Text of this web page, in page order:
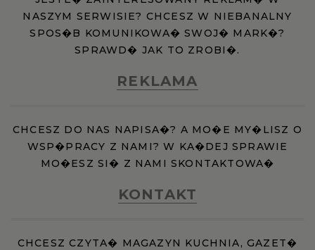
NASZYM SERWISIE? CHCESZ W NIEBANALNY
SPOS�B KOMUNIKOWA� SWOJ� MARK�?
SPRAWD� JAK TO ZROBI�.
REKLAMA
CHCESZ DO NAS NAPISA�? A MO�E MY�LISZ O
WSP�PRACY Z NAMI? W KA�DEJ SPRAWIE
MO�ESZ SI� Z NAMI SKONTAKTOWA�
KONTAKT
CHCESZ CZYTA� MAGAZYN KUCHNIA, GAZET�